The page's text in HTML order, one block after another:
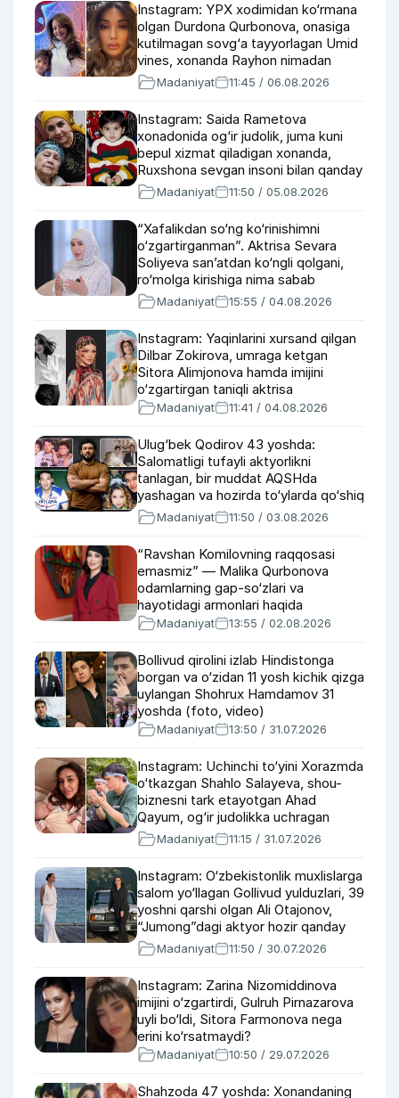
Instagram: YPX xodimidan ko‘rmana
olgan Durdona Qurbonova, onasiga
kutilmagan sovg‘a tayyorlagan Umid
vines, xonanda Rayhon nimadan
xafa?Madaniyat 11:45 / 06.08.2026
Instagram: Saida Rametova
xonadonida og‘ir judolik, juma kuni
bepul xizmat qiladigan xonanda,
Ruxshona sevgan insoni bilan qanday
tanishgan?
Madaniyat 11:50 / 05.08.2026
“Xafalikdan so‘ng ko‘rinishimni
o‘zgartirganman”. Aktrisa Sevara
Soliyeva san’atdan ko‘ngli qolgani,
ro‘molga kirishiga nima sabab
bo‘lgani haqida
Madaniyat 15:55 / 04.08.2026
Instagram: Yaqinlarini xursand qilgan
Dilbar Zokirova, umraga ketgan
Sitora Alimjonova hamda imijini
o‘zgartirgan taniqli aktrisa
Madaniyat 11:41 / 04.08.2026
Ulug‘bek Qodirov 43 yoshda:
Salomatligi tufayli aktyorlikni
tanlagan, bir muddat AQSHda
yashagan va hozirda to‘ylarda qo‘shiq
kuylayotgan aktyor haqida
Madaniyat 11:50 / 03.08.2026
“Ravshan Komilovning raqqosasi
emasmiz” — Malika Qurbonova
odamlarning gap-so‘zlari va
hayotidagi armonlari haqida
Madaniyat 13:55 / 02.08.2026
Bollivud qirolini izlab Hindistonga
borgan va o‘zidan 11 yosh kichik qizga
uylangan Shohrux Hamdamov 31
yoshda (foto, video)
Madaniyat 13:50 / 31.07.2026
Instagram: Uchinchi to‘yini Xorazmda
o‘tkazgan Shahlo Salayeva, shou-
biznesni tark etayotgan Ahad
Qayum, og‘ir judolikka uchragan
aktyorMadaniyat 11:15 / 31.07.2026
Instagram: O‘zbekistonlik muxlislarga
salom yo‘llagan Gollivud yulduzlari, 39
yoshni qarshi olgan Ali Otajonov,
“Jumong”dagi aktyor hozir qanday
ko‘rinishda?
Madaniyat 11:50 / 30.07.2026
Instagram: Zarina Nizomiddinova
imijini o‘zgartirdi, Gulruh Pirnazarova
uyli bo‘ldi, Sitora Farmonova nega
erini ko‘rsatmaydi?
Madaniyat 10:50 / 29.07.2026
Shahzoda 47 yoshda: Xonandaning